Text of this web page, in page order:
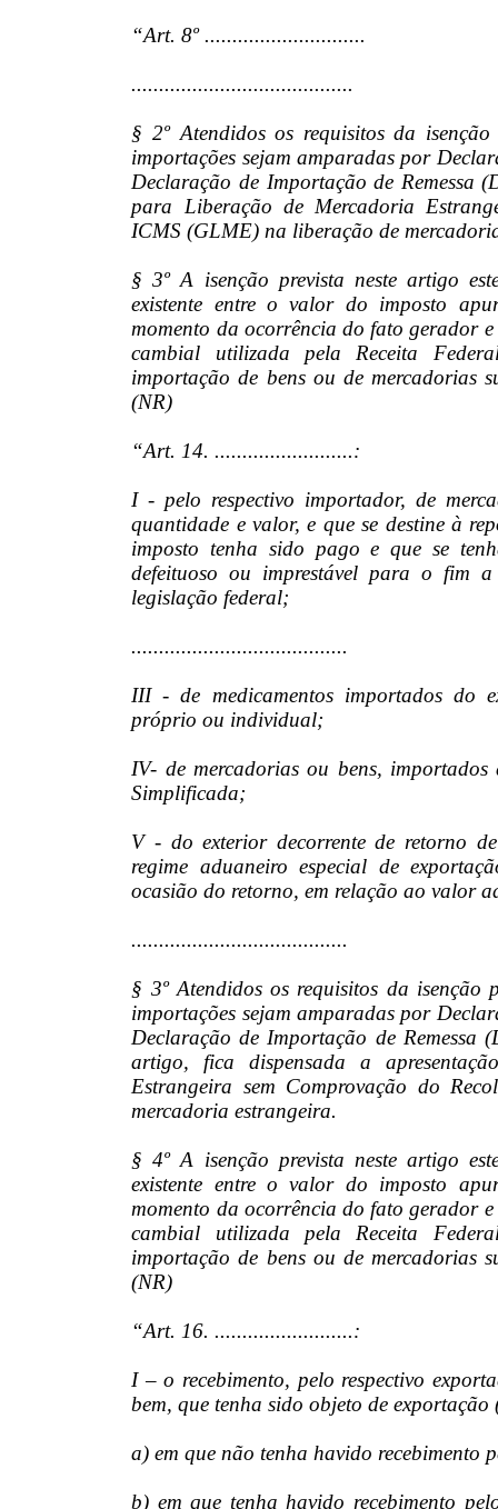
“Art. 8º .............................
........................................
§ 2º Atendidos os requisitos da
importações sejam amparadas por
Declaração de Importação de Remessa
para Liberação de Mercadoria
ICMS (GLME) na liberação de
§ 3º A isenção prevista neste artigo
existente entre o valor do imposto
momento da ocorrência do fato gerador
cambial utilizada pela Receita
importação de bens ou de mercadorias
(NR)
“Art. 14. .........................:
I - pelo respectivo importador, de
quantidade e valor, e que se destine à
imposto tenha sido pago e que se
defeituoso ou imprestável para o fim
legislação federal;
.......................................
III - de medicamentos importados do
próprio ou individual;
IV- de mercadorias ou bens,
Simplificada;
V - do exterior decorrente de retorno
regime aduaneiro especial de
ocasião do retorno, em relação ao valor
.......................................
§ 3º Atendidos os requisitos da isenção
importações sejam amparadas por
Declaração de Importação de Remessa
artigo, fica dispensada a
Estrangeira sem Comprovação do
mercadoria estrangeira.
§ 4º A isenção prevista neste artigo
existente entre o valor do imposto
momento da ocorrência do fato gerador
cambial utilizada pela Receita
importação de bens ou de mercadorias
(NR)
“Art. 16. .........................:
I – o recebimento, pelo respectivo
bem, que tenha sido objeto de
a) em que não tenha havido
b) em que tenha havido recebimento